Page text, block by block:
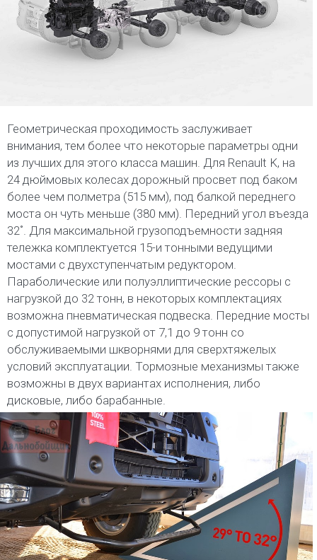
Геометрическая проходимость заслуживает
внимания, тем более что некоторые параметры одни
из лучших для этого класса машин. Для Renault K, на
24 дюймовых колесах дорожный просвет под баком
более чем полметра (515 мм), под балкой переднего
моста он чуть меньше (380 мм). Передний угол въезда
32˚. Для максимальной грузоподъемности задняя
тележка комплектуется 15-и тонными ведущими
мостами с двухступенчатым редуктором.
Параболические или полуэллиптические рессоры с
нагрузкой до 32 тонн, в некоторых комплектациях
возможна пневматическая подвеска. Передние мосты
с допустимой нагрузкой от 7,1 до 9 тонн со
обслуживаемыми шкворнями для сверхтяжелых
условий эксплуатации. Тормозные механизмы также
возможны в двух вариантах исполнения, либо
дисковые, либо барабанные.